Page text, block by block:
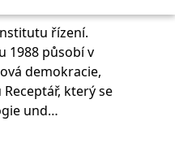
řízení.
1988 působí v
demokracie,
který se
und
odborných i